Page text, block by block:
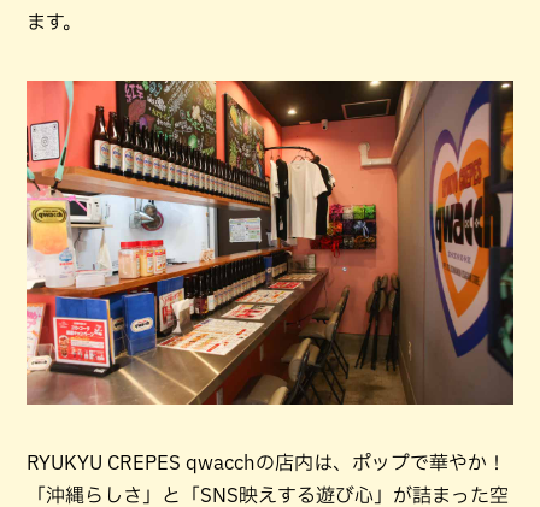
ます。
RYUKYU CREPES qwacchの店内は、ポップで華やか！
「沖縄らしさ」と「SNS映えする遊び心」が詰まった空